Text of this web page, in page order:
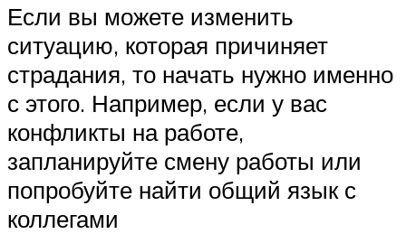
Если вы можете изменить
ситуацию, которая причиняет
страдания, то начать нужно именно
с этого. Например, если у вас
конфликты на работе,
запланируйте смену работы или
попробуйте найти общий язык с
коллегами